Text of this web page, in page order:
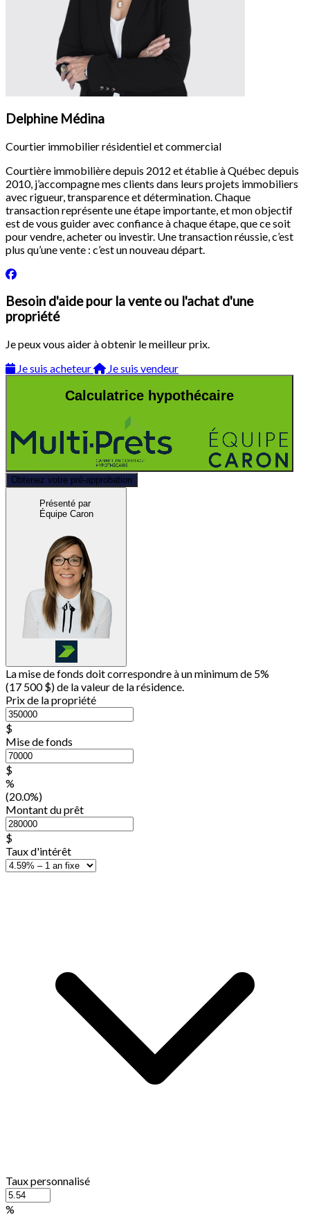
Delphine Médina
Courtier immobilier résidentiel et commercial
Courtière immobilière depuis 2012 et établie à Québec depuis
2010, j’accompagne mes clients dans leurs projets immobiliers
avec rigueur, transparence et détermination. Chaque
transaction représente une étape importante, et mon objectif
est de vous guider avec confiance à chaque étape, que ce soit
pour vendre, acheter ou investir. Une transaction réussie, c’est
plus qu’une vente : c’est un nouveau départ.
Besoin d'aide pour la vente ou l'achat d'une
propriété
Je peux vous aider à obtenir le meilleur prix.
Je suis acheteur
Je suis vendeur
Calculatrice hypothécaire
Obtenez votre pré-approbation
Présenté par
Équipe Caron
La mise de fonds doit correspondre à un minimum de 5%
(17 500 $) de la valeur de la résidence.
Prix de la propriété
$
Mise de fonds
$
%
(20.0%)
Montant du prêt
$
Taux d'intérêt
Taux personnalisé
%